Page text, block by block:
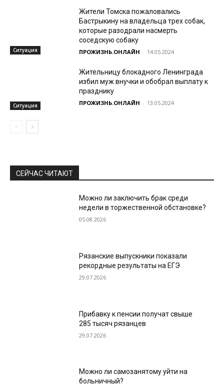
Ситуация
Жители Томска пожаловались
Бастрыкину на владельца трех собак,
которые разодрали насмерть
соседскую собаку
ПРОЖИЗНЬ.ОНЛАЙН - 14.05.2024
Ситуация
Жительницу блокадного Ленинграда
избил муж внучки и обобрал выплату к
празднику
ПРОЖИЗНЬ.ОНЛАЙН - 13.05.2024
СЕЙЧАС ЧИТАЮТ
Можно ли заключить брак среди
недели в торжественной обстановке?
05.08.2026
Рязанские выпускники показали
рекордные результаты на ЕГЭ
29.07.2026
Прибавку к пенсии получат свыше
285 тысяч рязанцев
29.07.2026
Можно ли самозанятому уйти на
больничный?